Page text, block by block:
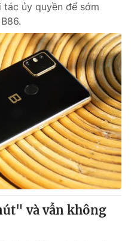
ủy quyền để sớm
và vẫn không